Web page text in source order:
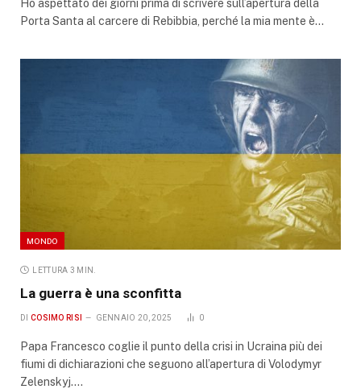
Ho aspettato dei giorni prima di scrivere sull’apertura della
Porta Santa al carcere di Rebibbia, perché la mia mente è…
MONDO
LETTURA 3 MIN.
La guerra è una sconfitta
DI COSIMO RISI GENNAIO 20, 2025 0
Papa Francesco coglie il punto della crisi in Ucraina più dei
fiumi di dichiarazioni che seguono all’apertura di Volodymyr
Zelenskyj.…